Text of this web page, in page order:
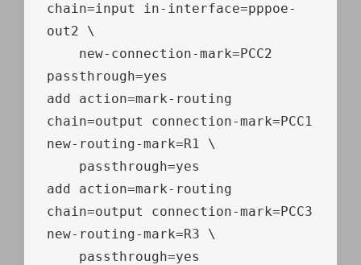
chain=input in- interface=pppoe-
out2 \
    new
- connection-mark=PCC2
passthrough=yes
add action=mark- routing
chain=output connection-mark=PCC1
new- routing-mark=R1 \
    passthrough
=yes
add action=mark- routing
chain=output connection-mark=PCC3
new- routing-mark=R3 \
    passthrough
=yes